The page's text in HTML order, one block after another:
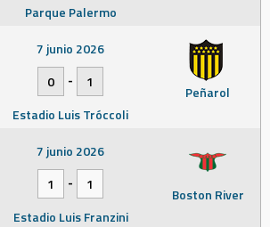
Parque Palermo
Peñarol
7 junio 2026
0
-
1
Estadio Luis Tróccoli
Boston River
7 junio 2026
1
-
1
Estadio Luis Franzini